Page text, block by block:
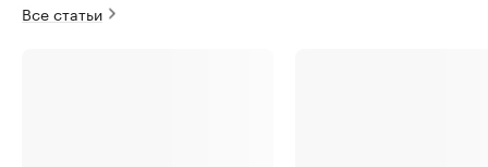
Все статьи